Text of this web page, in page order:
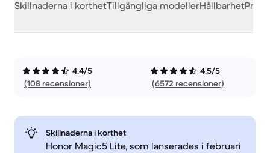
Skillnaderna i korthetTillgängliga modellerHållbarhet
4,4/5
(108 recensioner)
4,5/5
(6572 recensioner)
Skillnaderna i korthet
Honor Magic5 Lite, som lanserades i februari